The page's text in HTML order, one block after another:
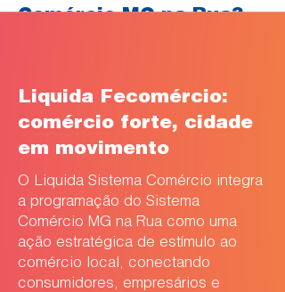
Comércio MG na Rua?
Liquida Fecomércio:
comércio forte, cidade
em movimento
O Liquida Sistema Comércio integra
a programação do Sistema
Comércio MG na Rua como uma
ação estratégica de estímulo ao
comércio local, conectando
consumidores, empresários e